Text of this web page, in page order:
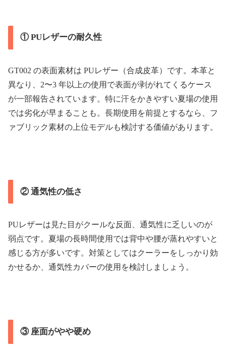
① PUレザーの耐久性
GT002 の表面素材は PUレザー（合成皮革）です。本革と
異なり、2〜3 年以上の使用で表面が剥がれてくるケース
が一部報告されています。特に汗をかきやすい夏場の使用
では劣化が早まることも。長期使用を前提とするなら、フ
ァブリック素材の上位モデルも検討する価値があります。
② 通気性の低さ
PUレザーは見た目がクールな反面、通気性に乏しいのが
弱点です。夏場の長時間使用では背中や腰が蒸れやすいと
感じる方が多いです。対策としてはクーラーをしっかり効
かせるか、通気性カバーの使用を検討しましょう。
③ 座面がやや硬め